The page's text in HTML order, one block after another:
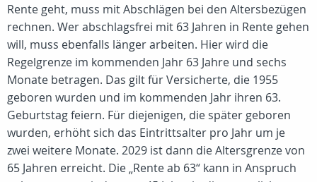
Rente geht, muss mit Abschlägen bei den Altersbezügen
rechnen. Wer abschlagsfrei mit 63 Jahren in Rente gehen
will, muss ebenfalls länger arbeiten. Hier wird die
Regelgrenze im kommenden Jahr 63 Jahre und sechs
Monate betragen. Das gilt für Versicherte, die 1955
geboren wurden und im kommenden Jahr ihren 63.
Geburtstag feiern. Für diejenigen, die später geboren
wurden, erhöht sich das Eintrittsalter pro Jahr um je
zwei weitere Monate. 2029 ist dann die Altersgrenze von
65 Jahren erreicht. Die „Rente ab 63“ kann in Anspruch